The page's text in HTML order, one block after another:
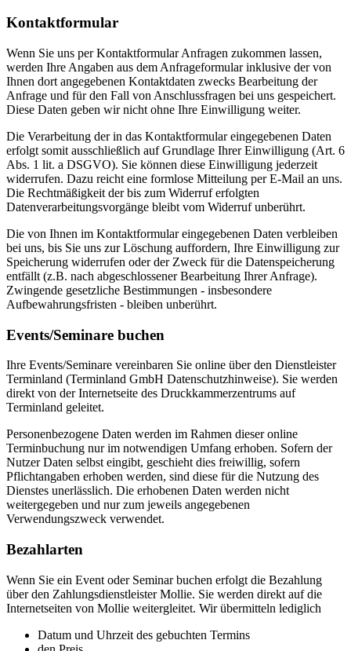
Kontaktformular
Wenn Sie uns per Kontaktformular Anfragen zukommen lassen,
werden Ihre Angaben aus dem Anfrageformular inklusive der von
Ihnen dort angegebenen Kontaktdaten zwecks Bearbeitung der
Anfrage und für den Fall von Anschlussfragen bei uns gespeichert.
Diese Daten geben wir nicht ohne Ihre Einwilligung weiter.
Die Verarbeitung der in das Kontaktformular eingegebenen Daten
erfolgt somit ausschließlich auf Grundlage Ihrer Einwilligung (Art. 6
Abs. 1 lit. a DSGVO). Sie können diese Einwilligung jederzeit
widerrufen. Dazu reicht eine formlose Mitteilung per E-Mail an uns.
Die Rechtmäßigkeit der bis zum Widerruf erfolgten
Datenverarbeitungsvorgänge bleibt vom Widerruf unberührt.
Die von Ihnen im Kontaktformular eingegebenen Daten verbleiben
bei uns, bis Sie uns zur Löschung auffordern, Ihre Einwilligung zur
Speicherung widerrufen oder der Zweck für die Datenspeicherung
entfällt (z.B. nach abgeschlossener Bearbeitung Ihrer Anfrage).
Zwingende gesetzliche Bestimmungen - insbesondere
Aufbewahrungsfristen - bleiben unberührt.
Events/Seminare buchen
Ihre Events/Seminare vereinbaren Sie online über den Dienstleister
Terminland (Terminland GmbH Datenschutzhinweise). Sie werden
direkt von der Internetseite des Druckkammerzentrums auf
Terminland geleitet.
Personenbezogene Daten werden im Rahmen dieser online
Terminbuchung nur im notwendigen Umfang erhoben. Sofern der
Nutzer Daten selbst eingibt, geschieht dies freiwillig, sofern
Pflichtangaben erhoben werden, sind diese für die Nutzung des
Dienstes unerlässlich. Die erhobenen Daten werden nicht
weitergegeben und nur zum jeweils angegebenen
Verwendungszweck verwendet.
Bezahlarten
Wenn Sie ein Event oder Seminar buchen erfolgt die Bezahlung
über den Zahlungsdienstleister Mollie. Sie werden direkt auf die
Internetseiten von Mollie weitergleitet. Wir übermitteln lediglich
Datum und Uhrzeit des gebuchten Termins